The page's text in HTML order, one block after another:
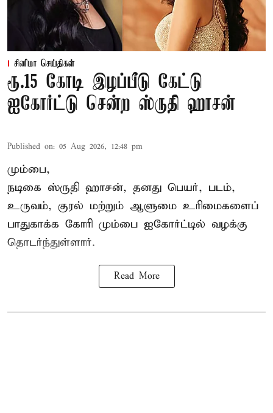
சினிமா செய்திகள்
ரூ.15 கோடி இழப்பீடு கேட்டு
ஐகோர்ட்டு சென்ற ஸ்ருதி ஹாசன்
Published on: 05 Aug 2026, 12:48 pm
மும்பை,
நடிகை ஸ்ருதி ஹாசன், தனது பெயர், படம்,
உருவம், குரல் மற்றும் ஆளுமை உரிமைகளைப்
பாதுகாக்க கோரி மும்பை ஐகோர்ட்டில் வழக்கு
தொடர்ந்துள்ளார்.
Read More